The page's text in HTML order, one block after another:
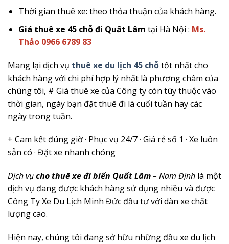
Thời gian thuê xe: theo thỏa thuận của khách hàng.
Giá thuê xe 45 chỗ đi Quất Lâm tại Hà Nội : Ms.
Thảo 0966 6789 83
Mang lại dịch vụ thuê xe du lịch 45 chỗtốt nhất cho
khách hàng với chi phí hợp lý nhất là phương châm của
chúng tôi, # Giá thuê xe của Công ty còn tùy thuộc vào
thời gian, ngày bạn đặt thuê đi là cuối tuần hay các
ngày trong tuần.
+ Cam kết đúng giờ · Phục vụ 24/7 · Giá rẻ số 1 · Xe luôn
sẵn có · Đặt xe nhanh chóng
Dịch vụcho thuê xe đi biển Quất Lâm– Nam Định là một
dịch vụ đang được khách hàng sử dụng nhiều và được
Công Ty Xe Du Lịch Minh Đức đầu tư với dàn xe chất
lượng cao.
Hiện nay, chúng tôi đang sở hữu những đầu xe du lịch